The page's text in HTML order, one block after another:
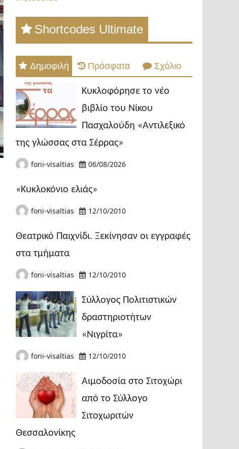
Shortcodes Ultimate
Δημοφιλή Πρόσφατα Σχόλιο
Κυκλοφόρησε το νέο
βιβλίο του Νίκου
Πασχαλούδη «Αντιλεξικό
της γλώσσας στα Σέρρας»
foni-visaltias 06/08/2026
«Κυκλοκόνιο ελιάς»
foni-visaltias 12/10/2010
Θεατρικό Παιχνίδι. Ξεκίνησαν οι εγγραφές
στα τμήματα
foni-visaltias 12/10/2010
Σύλλογος Πολιτιστικών
δραστηριοτήτων
«Νιγρίτα»
foni-visaltias 12/10/2010
Αιμοδοσία στο Σιτοχώρι
από το Σύλλογο
Σιτοχωριτών
Θεσσαλονίκης